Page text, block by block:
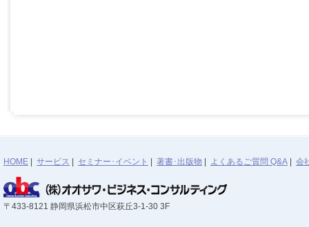
HOME サービス セミナー･イベント 著書･出版物 よくあるご質問 Q&A 会
〒433-8121 静岡県浜松市中区萩丘3-1-30 3F